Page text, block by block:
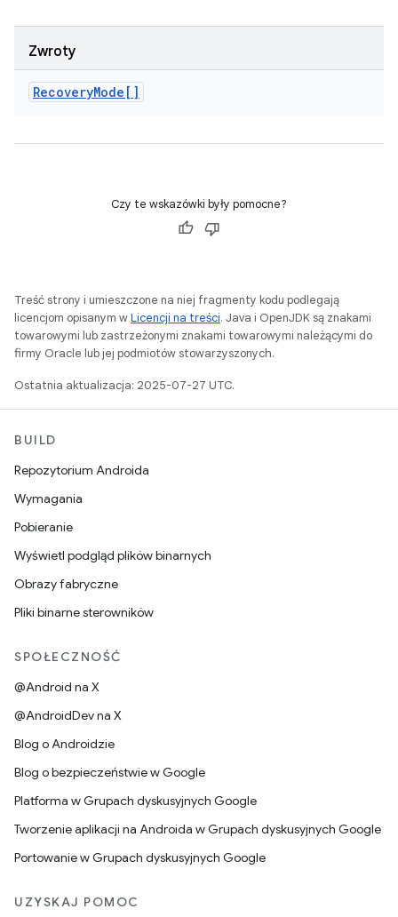
Zwroty
RecoveryMode[]
Czy te wskazówki były pomocne?
Treść strony i umieszczone na niej fragmenty kodu podlegają
licencjom opisanym wLicencji na treści. Java i OpenJDK są znakami
towarowymi lub zastrzeżonymi znakami towarowymi należącymi do
firmy Oracle lub jej podmiotów stowarzyszonych.
Ostatnia aktualizacja: 2025-07-27 UTC.
BUILD
Repozytorium Androida
Wymagania
Pobieranie
Wyświetl podgląd plików binarnych
Obrazy fabryczne
Pliki binarne sterowników
SPOŁECZNOŚĆ
@Android na X
@AndroidDev na X
Blog o Androidzie
Blog o bezpieczeństwie w Google
Platforma w Grupach dyskusyjnych Google
Tworzenie aplikacji na Androida w Grupach dyskusyjnych Google
Portowanie w Grupach dyskusyjnych Google
UZYSKAJ POMOC